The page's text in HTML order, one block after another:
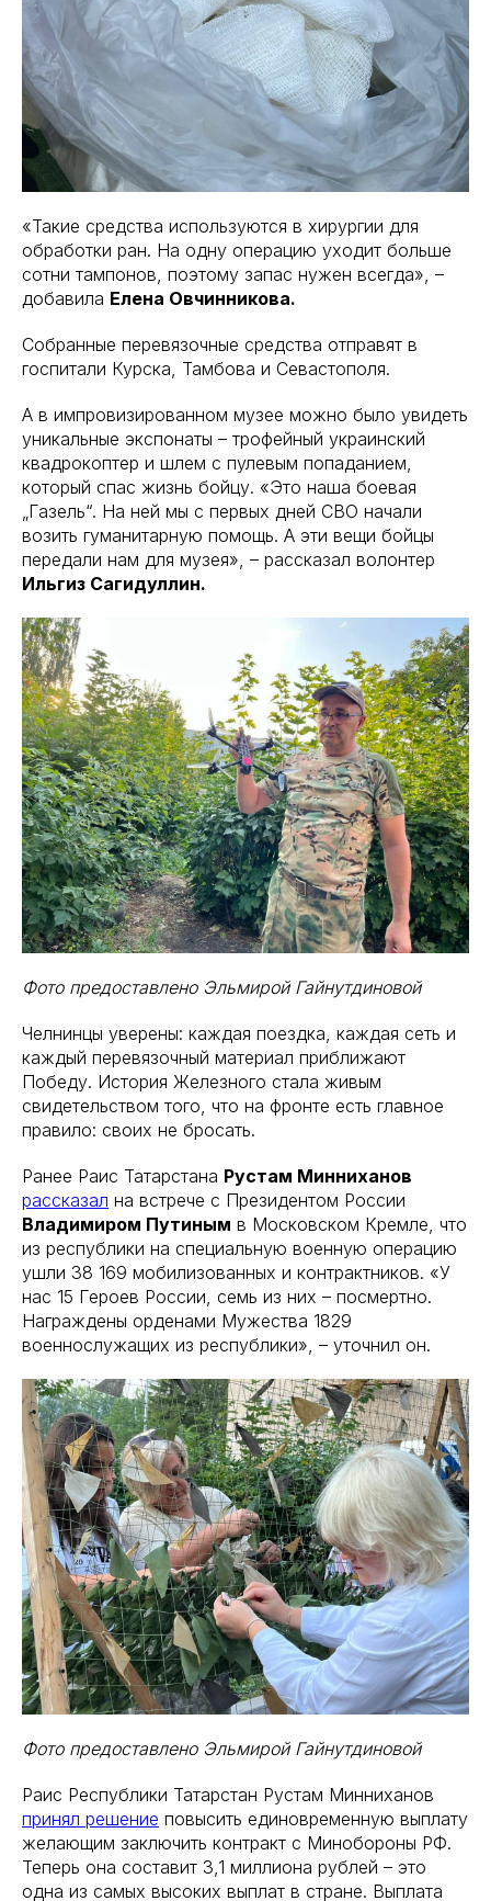
«Такие средства используются в хирургии для
обработки ран. На одну операцию уходит больше
сотни тампонов, поэтому запас нужен всегда», –
добавила Елена Овчинникова.
Собранные перевязочные средства отправят в
госпитали Курска, Тамбова и Севастополя.
А в импровизированном музее можно было увидеть
уникальные экспонаты – трофейный украинский
квадрокоптер и шлем с пулевым попаданием,
который спас жизнь бойцу. «Это наша боевая
„Газель“. На ней мы с первых дней СВО начали
возить гуманитарную помощь. А эти вещи бойцы
передали нам для музея», – рассказал волонтер
Ильгиз Сагидуллин.
Фото предоставлено Эльмирой Гайнутдиновой
Челнинцы уверены: каждая поездка, каждая сеть и
каждый перевязочный материал приближают
Победу. История Железного стала живым
свидетельством того, что на фронте есть главное
правило: своих не бросать.
Ранее Раис Татарстана Рустам Минниханов
рассказал на встрече с Президентом России
Владимиром Путиным в Московском Кремле, что
из республики на специальную военную операцию
ушли 38 169 мобилизованных и контрактников. «У
нас 15 Героев России, семь из них – посмертно.
Награждены орденами Мужества 1829
военнослужащих из республики», – уточнил он.
Фото предоставлено Эльмирой Гайнутдиновой
Раис Республики Татарстан Рустам Минниханов
принял решение повысить единовременную выплату
желающим заключить контракт с Минобороны РФ.
Теперь она составит 3,1 миллиона рублей – это
одна из самых высоких выплат в стране. Выплата